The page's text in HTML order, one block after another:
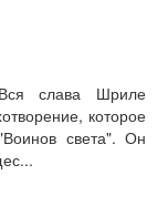
слава Шриле
которое
света". Он